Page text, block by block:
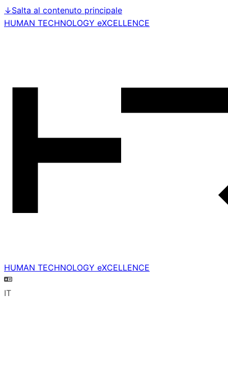
↓Salta al contenuto principale
HUMAN TECHNOLOGY eXCELLENCE
HUMAN TECHNOLOGY eXCELLENCE
IT